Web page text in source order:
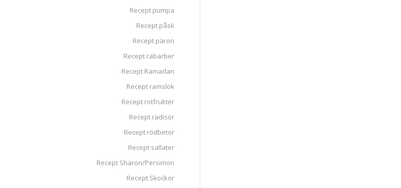
Recept pumpa
Recept påsk
Recept päron
Recept rabarber
Recept Ramadan
Recept ramslök
Recept rotfrukter
Recept rädisor
Recept rödbetor
Recept sallater
Recept Sharon/Persimon
Recept Skockor